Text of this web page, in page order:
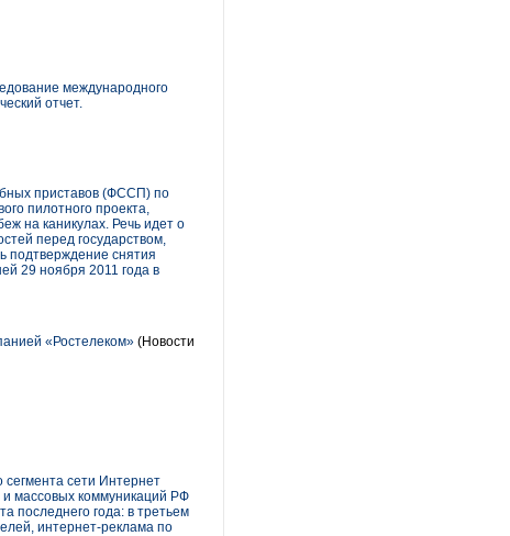
международного
отчет.
приставов (ФССП) по
пилотного проекта,
на каникулах. Речь идет о
перед государством,
подтверждение снятия
29 ноября 2011 года в
«Ростелеком» (Новости
сегмента сети Интернет
массовых коммуникаций РФ
последнего года: в третьем
интернет-реклама по